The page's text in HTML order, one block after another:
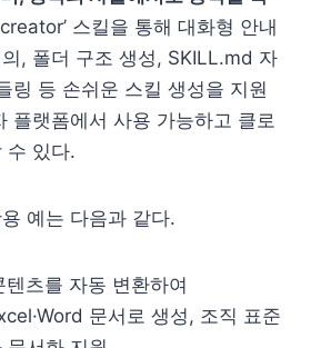
스킬을 통해 대화형 안내
, 폴더 구조 생성, SKILL.md 자
링 등 손쉬운 스킬 생성을 지원
플랫폼에서 사용 가능하고 클로
수 있다.
예는 다음과 같다.
텐츠를 자동 변환하여
문서로 생성, 조직 표준